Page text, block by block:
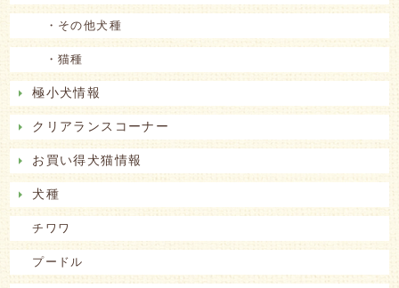
・その他犬種
・猫種
極小犬情報
クリアランスコーナー
お買い得犬猫情報
犬種
チワワ
プードル